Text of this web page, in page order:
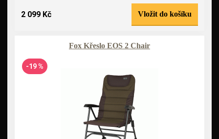
2 099 Kč Vložit do košíku
Fox Křeslo EOS 2 Chair
-19 %